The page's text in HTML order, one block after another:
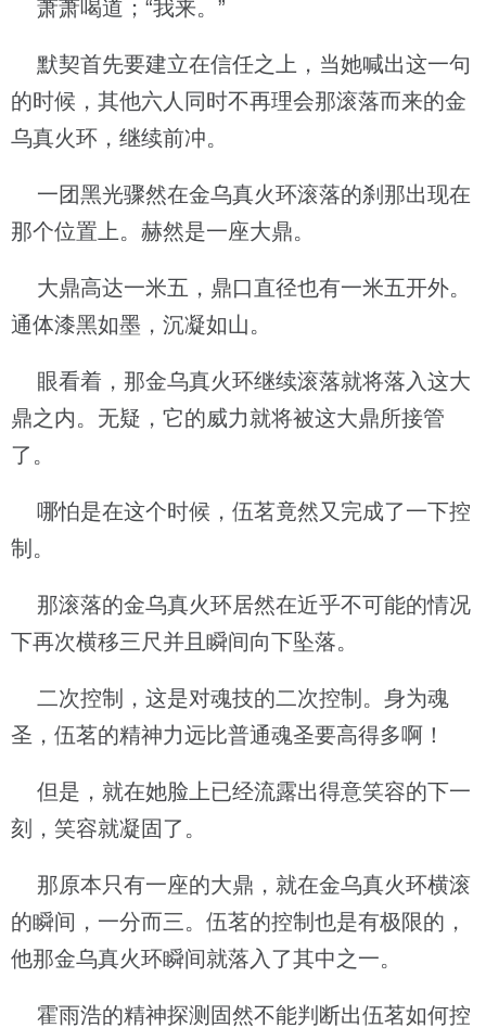
萧萧喝道；“我来。”
默契首先要建立在信任之上，当她喊出这一句
的时候，其他六人同时不再理会那滚落而来的金
乌真火环，继续前冲。
一团黑光骤然在金乌真火环滚落的刹那出现在
那个位置上。赫然是一座大鼎。
大鼎高达一米五，鼎口直径也有一米五开外。
通体漆黑如墨，沉凝如山。
眼看着，那金乌真火环继续滚落就将落入这大
鼎之内。无疑，它的威力就将被这大鼎所接管
了。
哪怕是在这个时候，伍茗竟然又完成了一下控
制。
那滚落的金乌真火环居然在近乎不可能的情况
下再次横移三尺并且瞬间向下坠落。
二次控制，这是对魂技的二次控制。身为魂
圣，伍茗的精神力远比普通魂圣要高得多啊！
但是，就在她脸上已经流露出得意笑容的下一
刻，笑容就凝固了。
那原本只有一座的大鼎，就在金乌真火环横滚
的瞬间，一分而三。伍茗的控制也是有极限的，
他那金乌真火环瞬间就落入了其中之一。
霍雨浩的精神探测固然不能判断出伍茗如何控